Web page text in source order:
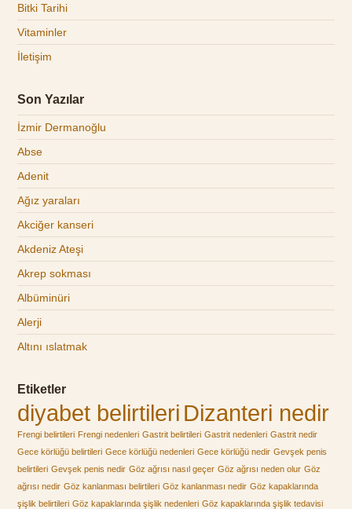
Bitki Tarihi
Vitaminler
İletişim
Son Yazılar
İzmir Dermanoğlu
Abse
Adenit
Ağız yaraları
Akciğer kanseri
Akdeniz Ateşi
Akrep sokması
Albüminüri
Alerji
Altını ıslatmak
Etiketler
diyabet belirtileri Dizanteri nedir
Frengi belirtileri Frengi nedenleri Gastrit belirtileri Gastrit nedenleri Gastrit nedir
Gece körlüğü belirtileri Gece körlüğü nedenleri Gece körlüğü nedir Gevşek penis
belirtileri Gevşek penis nedir Göz ağrısı nasıl geçer Göz ağrısı neden olur Göz
ağrısı nedir Göz kanlanması belirtileri Göz kanlanması nedir Göz kapaklarında
şişlik belirtileri Göz kapaklarında şişlik nedenleri Göz kapaklarında şişlik tedavisi